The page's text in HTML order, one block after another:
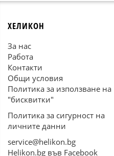
ХЕЛИКОН
За нас
Работа
Контакти
Общи условия
Политика за използване на
"бисквитки"
Политика за сигурност на
личните данни
service@helikon.bg
Helikon.bg във Facebook